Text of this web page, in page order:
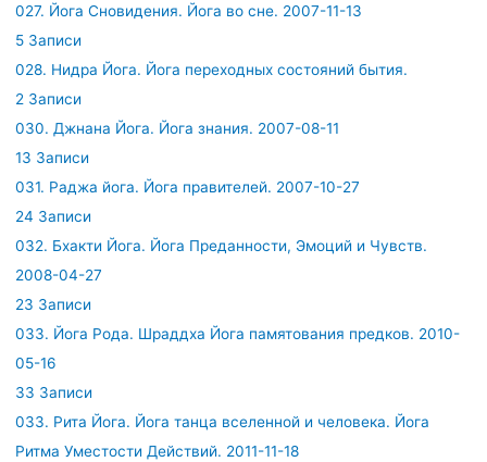
027. Йога Сновидения. Йога во сне. 2007-11-13
5 Записи
028. Нидра Йога. Йога переходных состояний бытия.
2 Записи
030. Джнана Йога. Йога знания. 2007-08-11
13 Записи
031. Раджа йога. Йога правителей. 2007-10-27
24 Записи
032. Бхакти Йога. Йога Преданности, Эмоций и Чувств.
2008-04-27
23 Записи
033. Йога Рода. Шраддха Йога памятования предков. 2010-
05-16
33 Записи
033. Рита Йога. Йога танца вселенной и человека. Йога
Ритма Уместости Действий. 2011-11-18